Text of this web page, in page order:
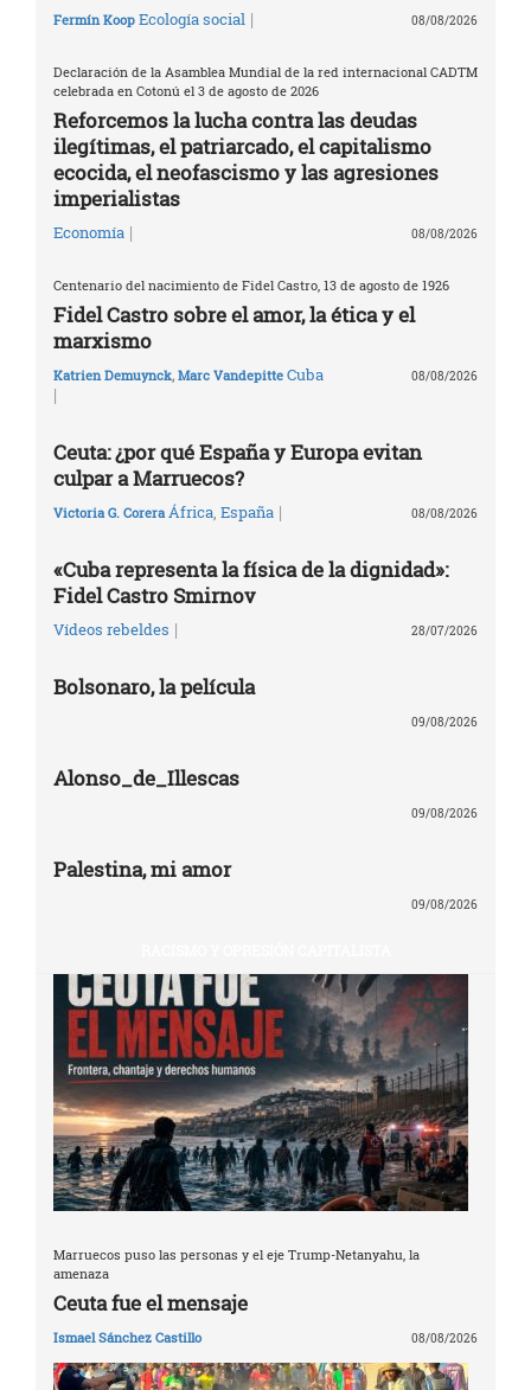
Fermín Koop Ecología social | 08/08/2026
Declaración de la Asamblea Mundial de la red internacional CADTM
celebrada en Cotonú el 3 de agosto de 2026
Reforcemos la lucha contra las deudas
ilegítimas, el patriarcado, el capitalismo
ecocida, el neofascismo y las agresiones
imperialistas
Economía | 08/08/2026
Centenario del nacimiento de Fidel Castro, 13 de agosto de 1926
Fidel Castro sobre el amor, la ética y el
marxismo
Katrien Demuynck, Marc Vandepitte Cuba
|
08/08/2026
Ceuta: ¿por qué España y Europa evitan
culpar a Marruecos?
Victoria G. Corera África, España | 08/08/2026
«Cuba representa la física de la dignidad»:
Fidel Castro Smirnov
Vídeos rebeldes | 28/07/2026
Bolsonaro, la película
09/08/2026
Alonso_de_Illescas
09/08/2026
Palestina, mi amor
09/08/2026
Marruecos puso las personas y el eje Trump-Netanyahu, la
amenaza
Ceuta fue el mensaje
Ismael Sánchez Castillo 08/08/2026